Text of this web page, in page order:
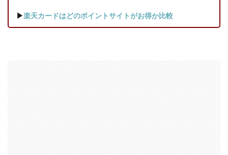
▶楽天カードはどのポイントサイトがお得か比較